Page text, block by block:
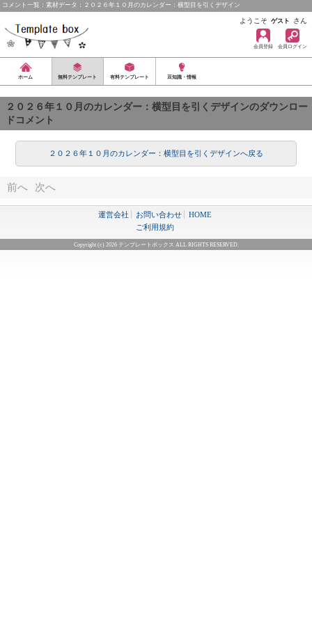
コメント一覧：素材データ：２０２６年１０月のカレンダー：横型目を引くデザイン
ようこそ ゲスト さん
会員登録 会員ログイン
ホーム 無料テンプレート 有料テンプレート 豆知識・情報
２０２６年１０月のカレンダー：横型目を引くデザインのダウンロー
ドコメント
２０２６年１０月のカレンダー：横型目を引くデザインへ戻る
前へ 次へ
運営会社 お問い合わせ
HOME
ご利用規約
Copyright (c) 2026 テンプレートボックス ALL RIGHTS RESERVED.